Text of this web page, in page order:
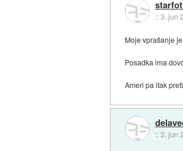
::3. jun
Moje vprašanje
Posadka ima
Ameri pa itak
::3. jun